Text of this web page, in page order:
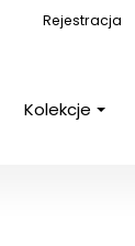
Rejestracja
Kolekcje